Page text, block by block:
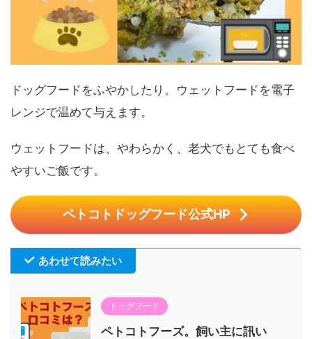
ドッグフードをふやかしたり。ウェットフードを電子
レンジで温めて与えます。
ウェットフードは、やわらかく、老犬でもとても食べ
やすいご飯です。
ペトコトドッグフード公式HP
あわせて読みたい
ドッグフード
ペトコトフーズ。飼い主に訊い